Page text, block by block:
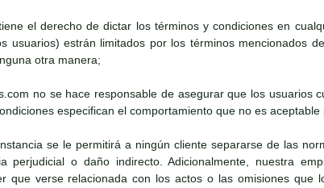
el derecho de dictar los términos y condiciones en
usuarios) estrán limitados por los términos mencionados
otra manera;
no se hace responsable de asegurar que los usuarios
especifican el comportamiento que no es aceptable
se le permitirá a ningún cliente separarse de las
perjudicial o daño indirecto. Adicionalmente, nuestra
que verse relacionada con los actos o las omisiones que